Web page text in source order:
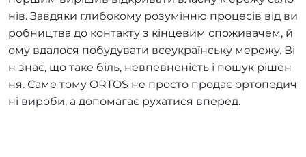
нів. Завдяки глибокому розумінню процесів від ви
робництва до контакту з кінцевим споживачем, й
ому вдалося побудувати всеукраїнську мережу. Ві
н знає, що таке біль, невпевненість і пошук рішен
ня. Саме тому ORTOS не просто продає ортопедич
ні вироби, а допомагає рухатися вперед.